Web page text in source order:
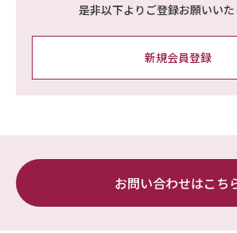
是非以下よりご登録お願いいた
新規会員登録
お問い合わせはこち